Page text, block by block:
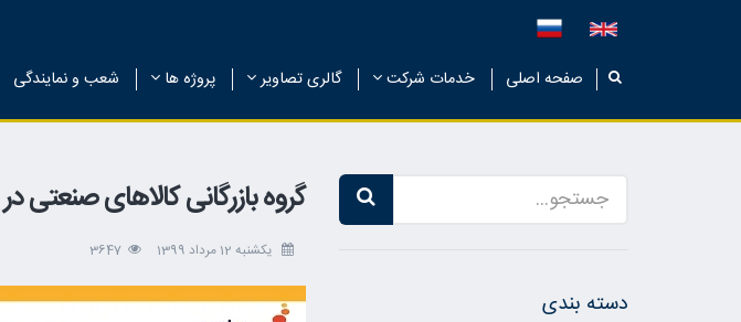
صفحه اصلی خدمات شرکت گالری تصاویر پروژه ها شعب و نمایندگی
دسته بندی
گروه بازرگانی کالاهای صنعتی
یکشنبه 12 مرداد 1399 3647